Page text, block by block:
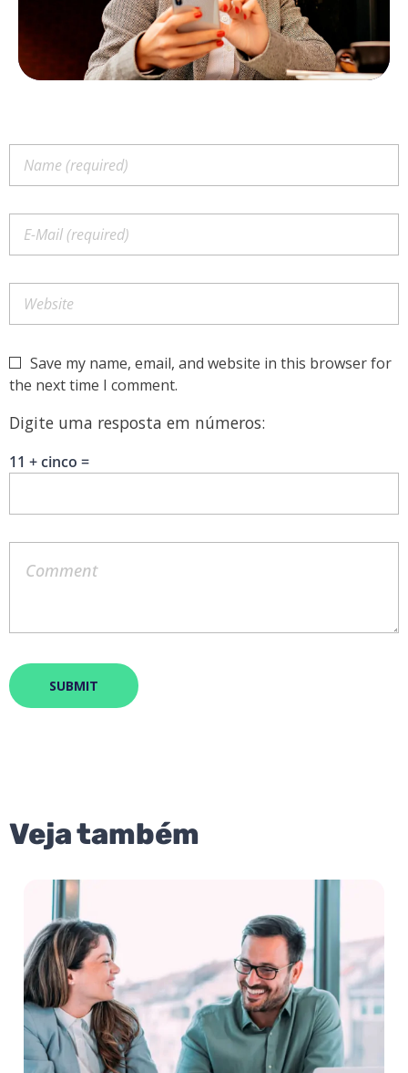
Save my name, email, and website in this browser for
the next time I comment.
Digite uma resposta em números:
11 + cinco =
Veja também